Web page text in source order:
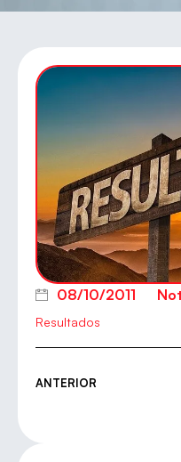
08/10/2011
Resultados
ANTERIOR